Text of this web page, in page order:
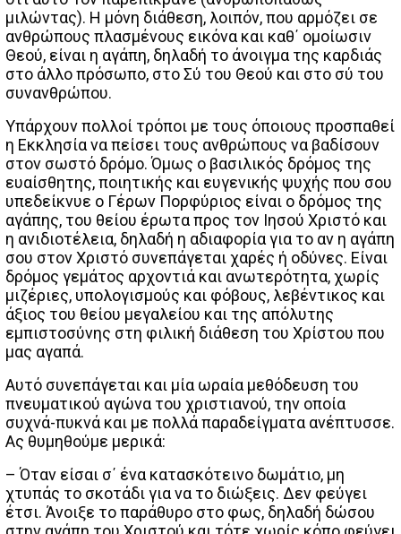
μιλώντας). Η μόνη διάθεση, λοιπόν, που αρμόζει σε
ανθρώπους πλασμένους εικόνα και καθ΄ ομοίωσιν
Θεού, είναι η αγάπη, δηλαδή το άνοιγμα της καρδιάς
στο άλλο πρόσωπο, στο Σύ του Θεού και στο σύ του
συνανθρώπου.
Υπάρχουν πολλοί τρόποι με τους όποιους προσπαθεί
η Εκκλησία να πείσει τους ανθρώπους να βαδίσουν
στον σωστό δρόμο. Όμως ο βασιλικός δρόμος της
ευαίσθητης, ποιητικής και ευγενικής ψυχής που σου
υπεδείκνυε ο Γέρων Πορφύριος είναι ο δρόμος της
αγάπης, του θείου έρωτα προς τον Ιησού Χριστό και
η ανιδιοτέλεια, δηλαδή η αδιαφορία για το αν η αγάπη
σου στον Χριστό συνεπάγεται χαρές ή οδύνες. Είναι
δρόμος γεμάτος αρχοντιά και ανωτερότητα, χωρίς
μιζέριες, υπολογισμούς και φόβους, λεβέντικος και
άξιος του θείου μεγαλείου και της απόλυτης
εμπιστοσύνης στη φιλική διάθεση του Χρίστου που
μας αγαπά.
Αυτό συνεπάγεται και μία ωραία μεθόδευση του
πνευματικού αγώνα του χριστιανού, την οποία
συχνά-πυκνά και με πολλά παραδείγματα ανέπτυσσε.
Ας θυμηθούμε μερικά:
– Όταν είσαι σ΄ ένα κατασκότεινο δωμάτιο, μη
χτυπάς το σκοτάδι για να το διώξεις. Δεν φεύγει
έτσι. Άνοιξε το παράθυρο στο φως, δηλαδή δώσου